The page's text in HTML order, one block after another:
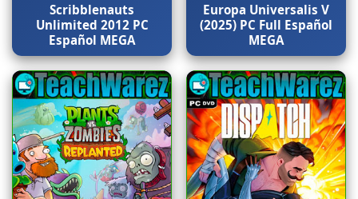
Scribblenauts
Unlimited 2012 PC
Español MEGA
Europa Universalis V
(2025) PC Full Español
MEGA